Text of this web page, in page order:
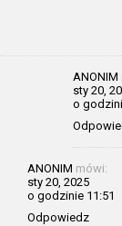
ANONIM
sty 20,
o
ANONIM mówi:
sty 20, 2025
o godzinie 11:51
Odpowiedz